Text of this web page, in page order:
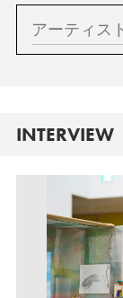
INTERVIEW